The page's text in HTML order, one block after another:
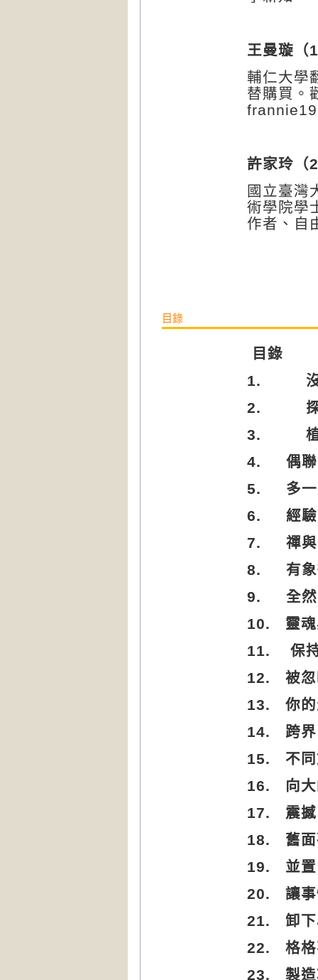
王曼璇（
輔仁大學
替購買。
許家玲（
國立臺灣
術學院學
作者、自
目錄
目錄
1.
2.
3.
4. 偶
5. 多
6. 經
7. 禪
8. 有
9. 全
10. 靈
11. 保
12. 被
13. 你
14. 跨界
15. 不
16.
向
17. 震撼
18. 舊
19. 並置
20. 讓
21. 卸
22. 格
23. 製